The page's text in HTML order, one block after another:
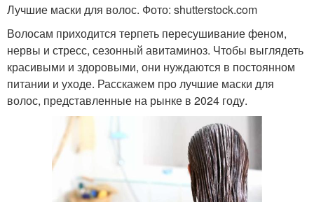
Лучшие маски для волос. Фото: shutterstock.com
Волосам приходится терпеть пересушивание феном,
нервы и стресс, сезонный авитаминоз. Чтобы выглядеть
красивыми и здоровыми, они нуждаются в постоянном
питании и уходе. Расскажем про лучшие маски для
волос, представленные на рынке в 2024 году.